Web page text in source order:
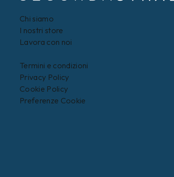
Chi siamo
I nostri store
Lavora con noi
Termini e condizioni
Privacy Policy
Cookie Policy
Preferenze Cookie